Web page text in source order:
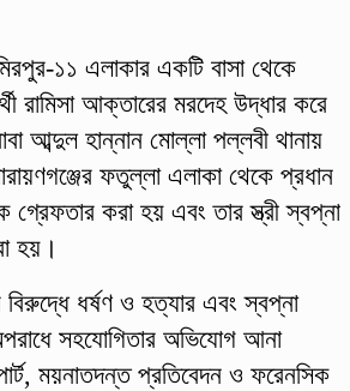
১১ এলাকার একটি বাসা থেকে
রামিসা আক্তারের মরদেহ উদ্ধার করে
আব্দুল হান্নান মোল্লা পল্লবী থানায়
ফতুল্লা এলাকা থেকে প্রধান
গ্রেফতার করা হয় এবং তার স্ত্রী স্বপ্না
হয়।
বিরুদ্ধে ধর্ষণ ও হত্যার এবং স্বপ্না
সহযোগিতার অভিযোগ আনা
ময়নাতদন্ত প্রতিবেদন ও ফরেনসিক